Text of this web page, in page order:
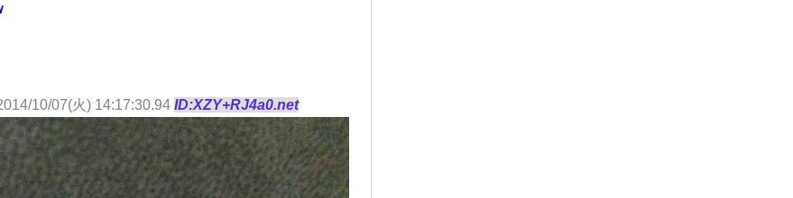
10/07(火) 14:17:30.94 ID:XZY+RJ4a0.net